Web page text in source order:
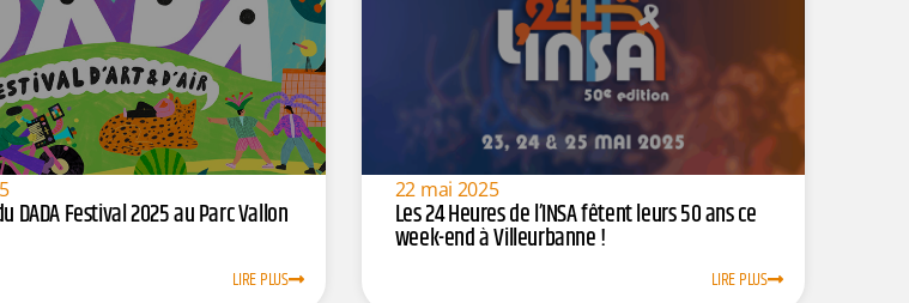
DADA Festival 2025 au Parc Vallon
LIRE PLUS
22 mai 2025
Les 24 Heures de l’INSA fêtent leurs 50 ans ce
week-end à Villeurbanne !
LIRE PLUS